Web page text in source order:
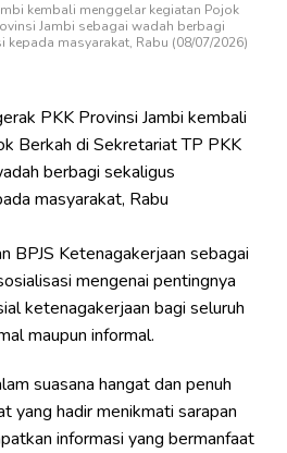
kembali menggelar kegiatan Pojok
Jambi sebagai wadah berbagi
masyarakat, Rabu (08/07/2026)
PKK Provinsi Jambi kembali
Berkah di Sekretariat TP PKK
berbagi sekaligus
masyarakat, Rabu
BPJS Ketenagakerjaan sebagai
mengenai pentingnya
ketenagakerjaan bagi seluruh
maupun informal.
suasana hangat dan penuh
yang hadir menikmati sarapan
informasi yang bermanfaat